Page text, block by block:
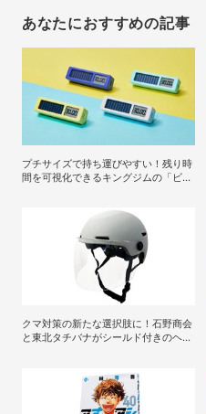
あなたにおすすめの記事
プチサイズで持ち運びやすい！残り時
間を可視化できるキングジムの「ビジ
クマ対策の新たな選択肢に！石野商会
と東北タチバナがシールド付きのヘル